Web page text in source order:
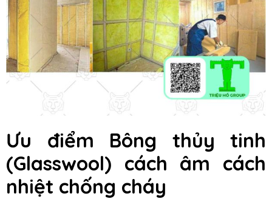
Ưu điểm Bông thủy tinh
(Glasswool) cách âm cách
nhiệt chống cháy